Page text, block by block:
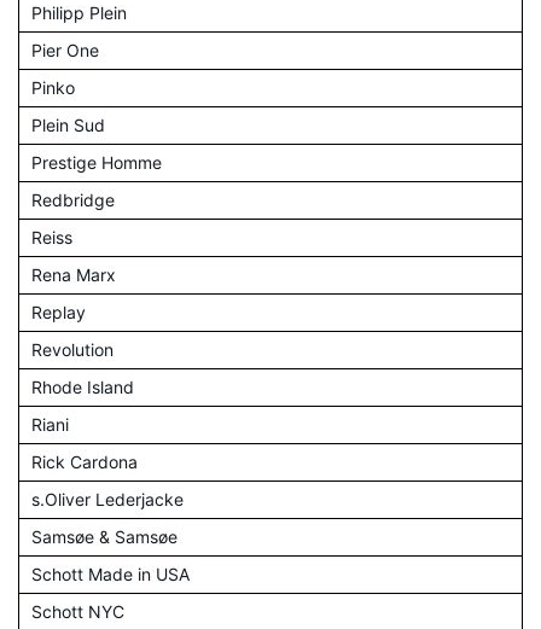
Philipp Plein
Pier One
Pinko
Plein Sud
Prestige Homme
Redbridge
Reiss
Rena Marx
Replay
Revolution
Rhode Island
Riani
Rick Cardona
s.Oliver Lederjacke
Samsøe & Samsøe
Schott Made in USA
Schott NYC